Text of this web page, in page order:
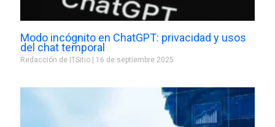
Modo incógnito en ChatGPT: privacidad y usos
del chat temporal
Redacción de ITSitio 16 de septiembre 2025